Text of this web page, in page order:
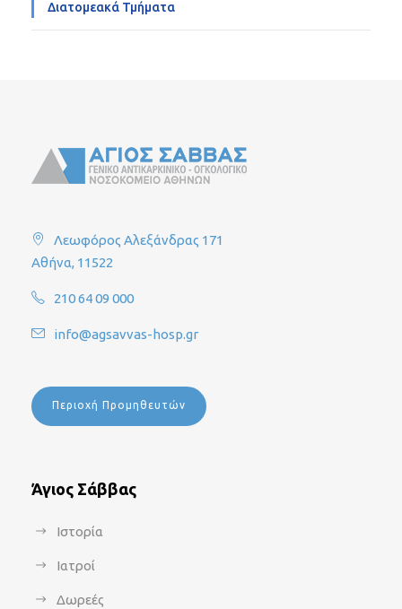
Διατομεακά Τμήματα
Λεωφόρος Αλεξάνδρας 171
Αθήνα, 11522
210 64 09 000
info@agsavvas-hosp.gr
Περιοχή Προμηθευτών
Άγιος Σάββας
Ιστορία
Ιατροί
Δωρεές